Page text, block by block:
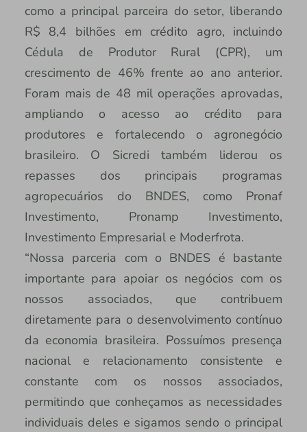
como a principal parceira do setor, liberando
R$ 8,4 bilhões em crédito agro, incluindo
Cédula de Produtor Rural (CPR), um
crescimento de 46% frente ao ano anterior.
Foram mais de 48 mil operações aprovadas,
ampliando o acesso ao crédito para
produtores e fortalecendo o agronegócio
brasileiro. O Sicredi também liderou os
repasses dos principais programas
agropecuários do BNDES, como Pronaf
Investimento, Pronamp Investimento,
Investimento Empresarial e Moderfrota.
“Nossa parceria com o BNDES é bastante
importante para apoiar os negócios com os
nossos associados, que contribuem
diretamente para o desenvolvimento contínuo
da economia brasileira. Possuímos presença
nacional e relacionamento consistente e
constante com os nossos associados,
permitindo que conheçamos as necessidades
individuais deles e sigamos sendo o principal